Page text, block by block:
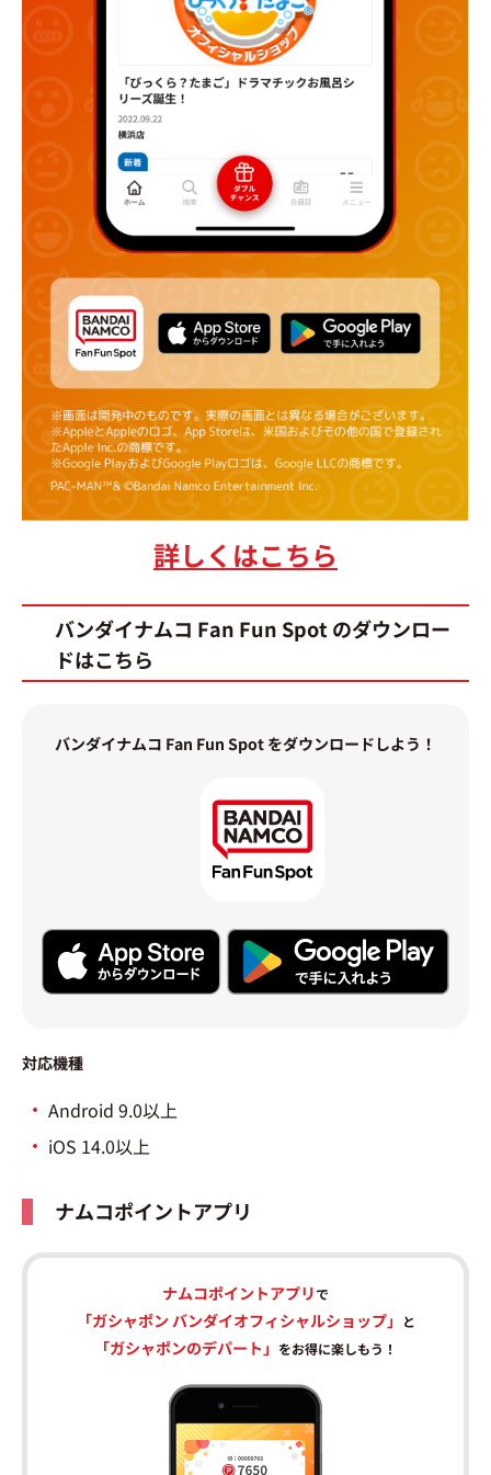
詳しくはこちら
バンダイナムコ Fan Fun Spot のダウンロー
ドはこちら
バンダイナムコ Fan Fun Spot をダウンロードしよう！
対応機種
Android 9.0以上
iOS 14.0以上
ナムコポイントアプリ
ナムコポイントアプリで
「ガシャポン バンダイオフィシャルショップ」 と
「ガシャポンのデパート」 をお得に楽しもう！